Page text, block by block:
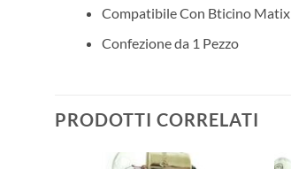
Compatibile Con Bticino Matix
Confezione da 1 Pezzo
PRODOTTI CORRELATI